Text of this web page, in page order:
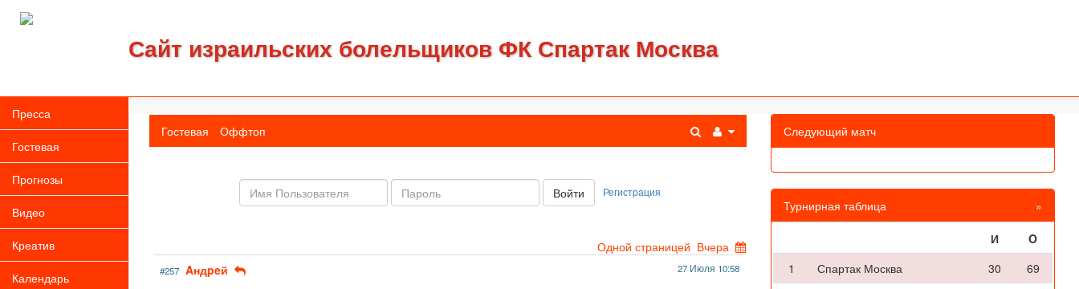
Сайт израильских болельщиков ФК Спартак Москва
Пресса
Гостевая
Прогнозы
Видео
Креатив
Календарь
Гостевая Оффтоп
Имя
пользователя
Пароль: Войти Регистрация
Одной страницей Вчера
#257 Aндpeй 27 Июля 10:58
Следующий матч
Турнирная таблица »
И
O
1
Спартак Москва 30
69